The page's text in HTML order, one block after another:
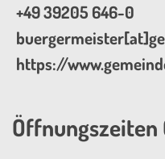
+49 39205 646-0
https://
Öffnungszeiten